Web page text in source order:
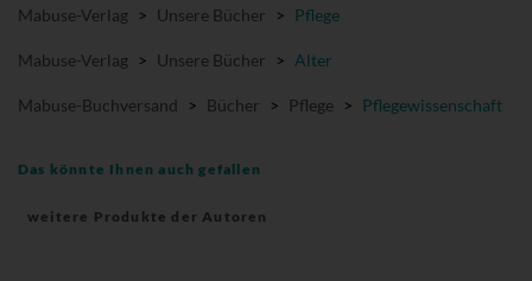
Mabuse-Verlag > Unsere Bücher > Pflege
Mabuse-Verlag > Unsere Bücher > Alter
Mabuse-Buchversand > Bücher > Pflege > Pflegewissenschaft
Das könnte Ihnen auch gefallen
weitere Produkte der Autoren